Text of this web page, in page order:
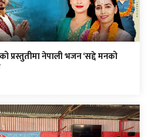
प्रस्तुतीमा नेपाली भजन ‘सद्दे मनको